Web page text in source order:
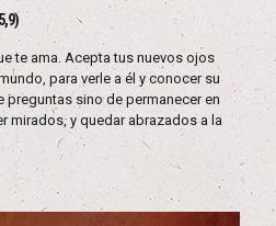
te ama. Acepta tus nuevos ojos
para verle a él y conocer su
preguntas sino de permanecer en
mirados, y quedar abrazados a la